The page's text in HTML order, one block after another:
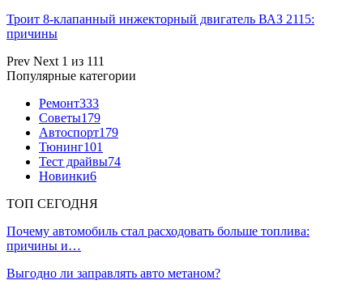
Троит 8-клапанный инжекторный двигатель ВАЗ 2115:
причины
Prev Next 1 из 111
Популярные категории
Ремонт333
Советы179
Автоспорт179
Тюнинг101
Тест драйвы74
Новинки6
ТОП СЕГОДНЯ
Почему автомобиль стал расходовать больше топлива:
причины и…
Выгодно ли заправлять авто метаном?